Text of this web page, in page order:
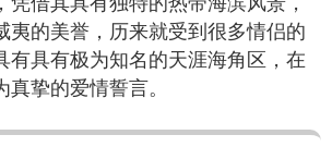
夷的美誉，历来就受到很多情侣的
有具有极为知名的天涯海角区，在
挚的爱情誓言。